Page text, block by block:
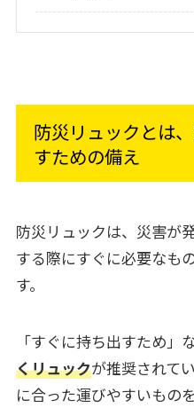
防災リュックとは
すための備え
防災リュックは、災害が
する際にすぐに必要なも
す。
「すぐに持ち出すため」な
くリュックが推奨されて
に合った運びやすいもの